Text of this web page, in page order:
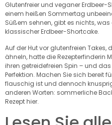
Glutenfreier und veganer Erdbeer-
einem heißen Sommertag
Süßem sehnen, gibt es nichts,
klassischer Erdbeer-Shortcake.
Auf der Hut vor glutenfreien Takes,
ähneln, hatte die Rezepterfinderin
ihren getreidefreien Spin – und
Perfektion. Machen Sie sich bereit
flauschig ist und dennoch
anderen Worten: sommerliche
Rezept hier.